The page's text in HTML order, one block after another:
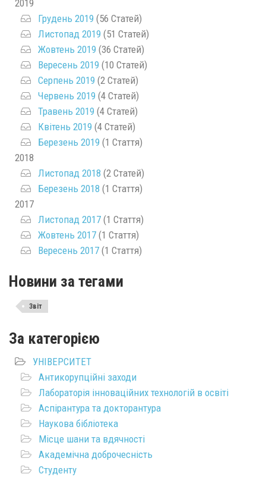
2019
Грудень 2019 (56 Статей)
Листопад 2019 (51 Статей)
Жовтень 2019 (36 Статей)
Вересень 2019 (10 Статей)
Серпень 2019 (2 Статей)
Червень 2019 (4 Статей)
Травень 2019 (4 Статей)
Квітень 2019 (4 Статей)
Березень 2019 (1 Стаття)
2018
Листопад 2018 (2 Статей)
Березень 2018 (1 Стаття)
2017
Листопад 2017 (1 Стаття)
Жовтень 2017 (1 Стаття)
Вересень 2017 (1 Стаття)
Новини за тегами
Звіт
За категорією
УНІВЕРСИТЕТ
Антикорупційні заходи
Лабораторія інноваційних технологій в освіті
Аспірантура та докторантура
Наукова бібліотека
Місце шани та вдячності
Академічна доброчесність
Студенту